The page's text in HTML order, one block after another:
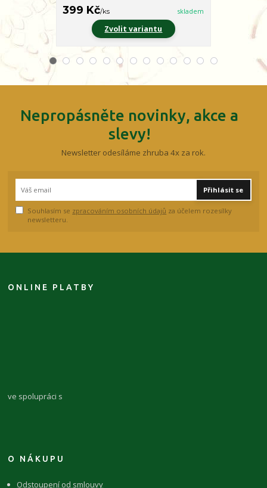
399 Kč/ks skladem
Zvolit variantu
Nepropásněte novinky, akce a
slevy!
Newsletter odesíláme zhruba 4x za rok.
Přihlásit se
Souhlasím se zpracováním osobních údajů za účelem rozesílky
newsletteru.
ONLINE PLATBY
ve spolupráci s
O NÁKUPU
Odstoupení od smlouvy